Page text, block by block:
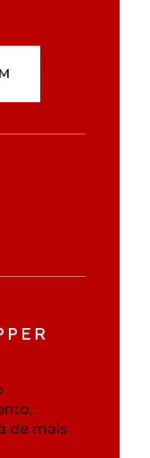
de mais